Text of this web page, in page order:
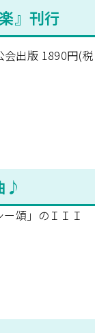
』刊行
会出版 1890円(税
♪
ー頌」のＩＩＩ